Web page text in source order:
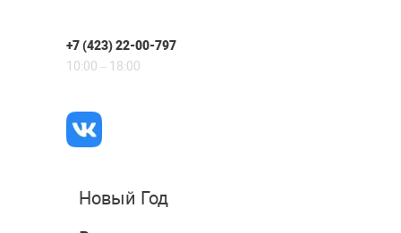
+7 (423) 22-00-797
10:00 – 18:00
Новый Год